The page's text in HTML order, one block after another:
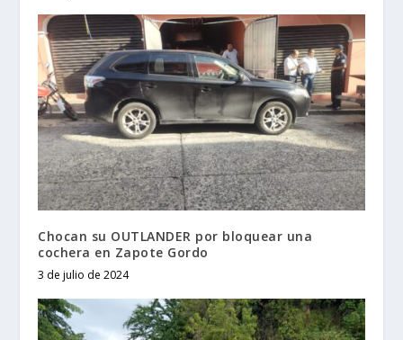
Chocan su OUTLANDER por bloquear una
cochera en Zapote Gordo
3 de julio de 2024